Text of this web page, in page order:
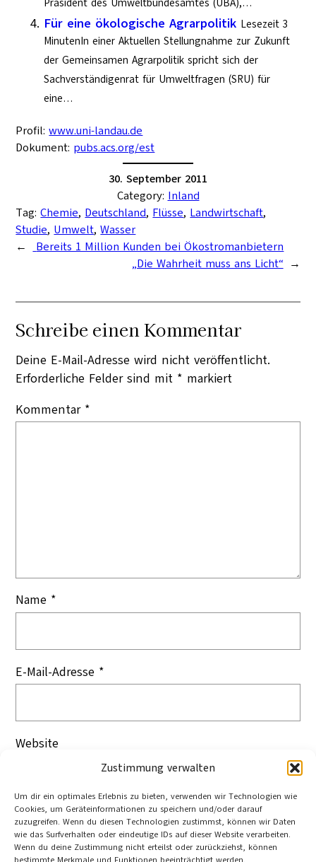
Zustimmung verwalten
Um dir ein optimales Erlebnis zu bieten, verwenden wir Technologien wie
Cookies, um Geräteinformationen zu speichern und/oder darauf
zuzugreifen. Wenn du diesen Technologien zustimmst, können wir Daten
wie das Surfverhalten oder eindeutige IDs auf dieser Website verarbeiten.
Wenn du deine Zustimmung nicht erteilst oder zurückziehst, können
Präsident des Umweltbundesamtes (UBA),…
Für eine ökologische Agrarpolitik Lesezeit 3
MinutenIn einer Aktuellen Stellungnahme zur Zukunft
der Gemeinsamen Agrarpolitik spricht sich der
Sachverständigenrat für Umweltfragen (SRU) für
eine…
Profil:www.uni-landau.de
Dokument: pubs.acs.org/est
30. September 2011
Category: Inland
Tag:Chemie, Deutschland, Flüsse, Landwirtschaft
Studie, Umwelt, Wasser
←
Bereits 1 Million Kunden bei Ökostromanbietern
„Die Wahrheit muss ans Licht“ →
Schreibe einen Kommentar
Deine E-Mail-Adresse wird nicht veröffentlicht.
Erforderliche Felder sind mit * markiert
Kommentar *
Name *
E-Mail-Adresse *
Website